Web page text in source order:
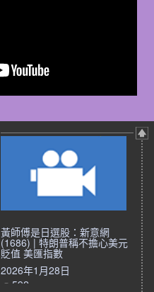
黃師傅是日選股：新意網
(1686) | 特朗普稱不擔心美元
貶值 美匯指數
2026年1月28日
592